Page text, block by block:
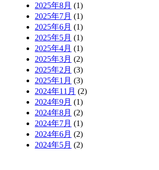
2025年8月 (1)
2025年7月 (1)
2025年6月 (1)
2025年5月 (1)
2025年4月 (1)
2025年3月 (2)
2025年2月 (3)
2025年1月 (3)
2024年11月 (2)
2024年9月 (1)
2024年8月 (2)
2024年7月 (1)
2024年6月 (2)
2024年5月 (2)